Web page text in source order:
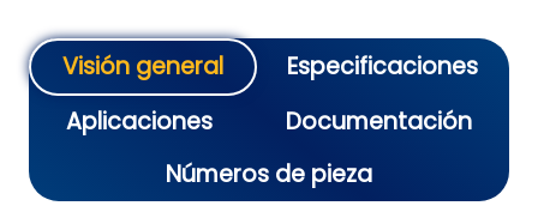
Visión general
Especificaciones
Aplicaciones
Documentación
Números de pieza